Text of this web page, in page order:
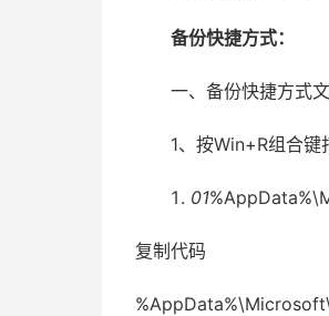
备份快捷方式：
一、备份快捷方式
1、按Win+R组合键打
01
复制代码